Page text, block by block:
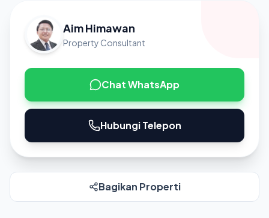
Aim Himawan
Property Consultant
Chat WhatsApp
Hubungi Telepon
Bagikan Properti